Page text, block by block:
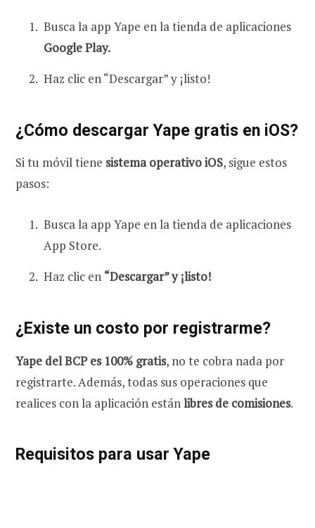
Busca la app Yape en la tienda de aplicaciones
Google Play.
Haz clic en “Descargar” y ¡listo!
¿Cómo descargar Yape gratis en iOS?
Si tu móvil tiene sistema operativo iOS, sigue estos
pasos:
Busca la app Yape en la tienda de aplicaciones
App Store.
Haz clic en “Descargar” y ¡listo!
¿Existe un costo por registrarme?
Yape del BCP es 100% gratis, no te cobra nada por
registrarte. Además, todas sus operaciones que
realices con la aplicación están libres de comisiones.
Requisitos para usar Yape